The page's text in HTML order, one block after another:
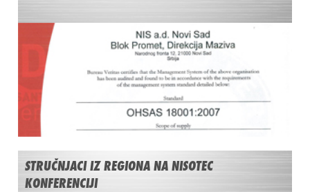
STRUČNJACI IZ REGIONA NA NISOTEC
KONFERENCIJI